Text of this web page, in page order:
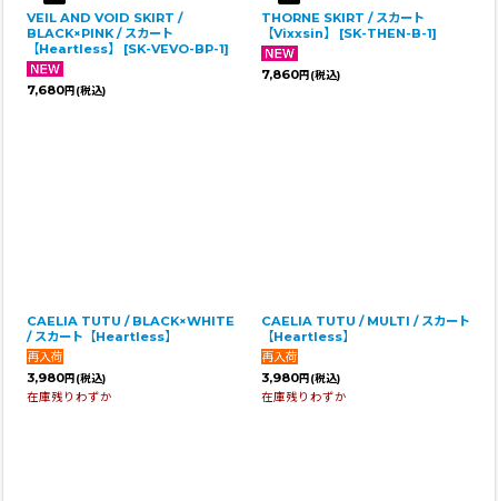
VEIL AND VOID SKIRT /
BLACK×PINK / スカート
【Heartless】
[SK-VEVO-BP-1]
7,680円 (税込)
THORNE SKIRT / スカート
【Vixxsin】
[SK-THEN-B-1]
7,860円 (税込)
CAELIA TUTU / BLACK×WHITE
/ スカート【Heartless】
3,980円 (税込)
在庫残りわずか
CAELIA TUTU / MULTI / スカート
【Heartless】
3,980円 (税込)
在庫残りわずか